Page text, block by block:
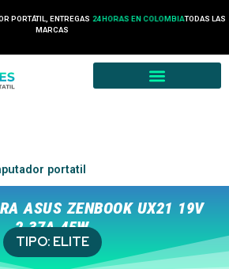
PORTÁTIL, ENTREGAS 24 HORAS EN COLOMBIATODAS LAS
MARCAS
portatil
ASUS ZENBOOK UX21 19V
2.37A 45W
TIPO: ELITE